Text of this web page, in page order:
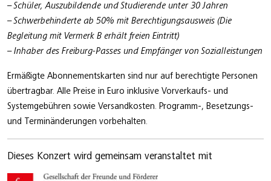
– Schüler, Auszubildende und Studierende unter 30 Jahren
– Schwerbehinderte ab 50% mit Berechtigungsausweis (Die
Begleitung mit Vermerk B erhält freien Eintritt)
– Inhaber des Freiburg-Passes und Empfänger von Sozialleistungen
Ermäßigte Abonnementskarten sind nur auf berechtigte Personen
übertragbar. Alle Preise in Euro inklusive Vorverkaufs- und
Systemgebühren sowie Versandkosten. Programm-, Besetzungs-
und Terminänderungen vorbehalten.
Dieses Konzert wird gemeinsam veranstaltet mit